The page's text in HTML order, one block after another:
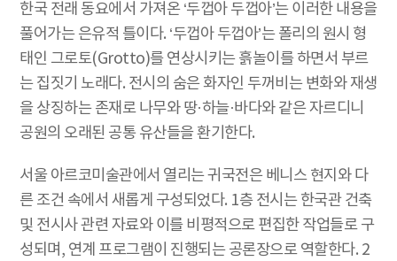
한국 전래 동요에서 가져온 ‘두껍아 두껍아’는 이러한 내용을
풀어가는 은유적 틀이다. ‘두껍아 두껍아’는 폴리의 원시 형
태인 그로토(Grotto)를 연상시키는 흙놀이를 하면서 부르
는 집짓기 노래다. 전시의 숨은 화자인 두꺼비는 변화와 재생
을 상징하는 존재로 나무와 땅·하늘·바다와 같은 자르디니
공원의 오래된 공통 유산들을 환기한다.
서울 아르코미술관에서 열리는 귀국전은 베니스 현지와 다
른 조건 속에서 새롭게 구성되었다. 1층 전시는 한국관 건축
및 전시사 관련 자료와 이를 비평적으로 편집한 작업들로 구
성되며, 연계 프로그램이 진행되는 공론장으로 역할한다. 2